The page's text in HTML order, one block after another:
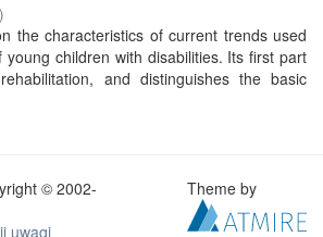
)
the characteristics of current trends used
children with disabilities. Its first part
and distinguishes the basic
© 2002-
uwagi
Theme by